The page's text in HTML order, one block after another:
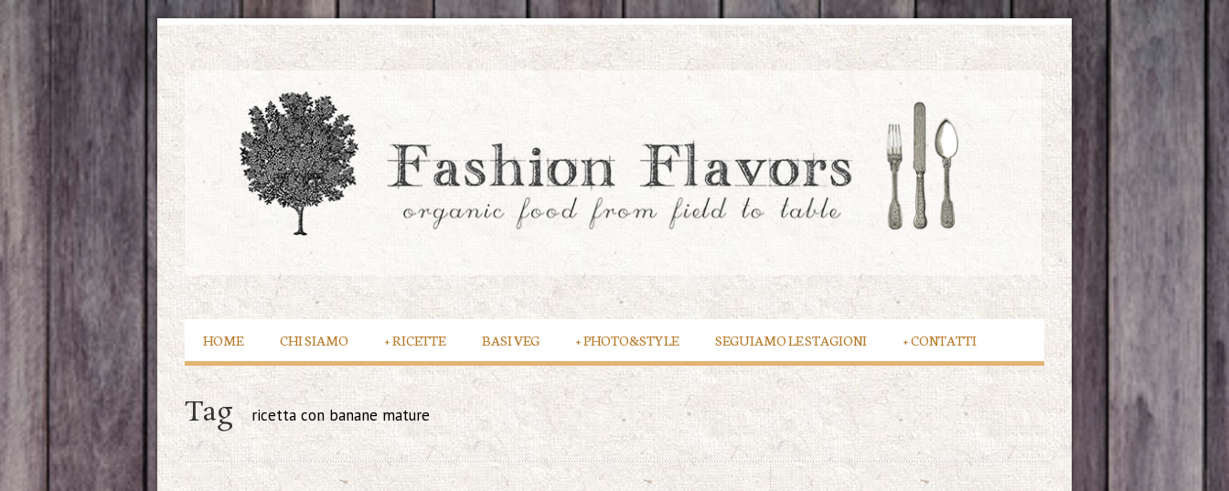
HOME CHI SIAMO RICETTE
+ BASI VEG PHOTO&STYLE
+ SEGUIAMO LE STAGIONI CONTATTI
+
Tag ricetta con banane mature